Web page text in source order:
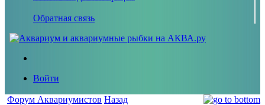
Обратная связь
Войти
Форум Аквариумистов Назад